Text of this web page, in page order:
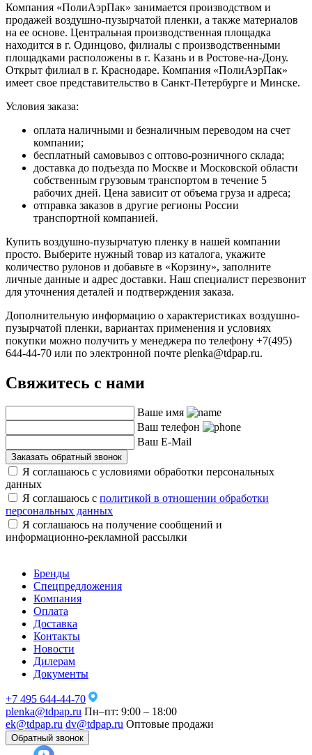
Компания «ПолиАэрПак» занимается производством и
продажей воздушно-пузырчатой пленки, а также материалов
на ее основе. Центральная производственная площадка
находится в г. Одинцово, филиалы с производственными
площадками расположены в г. Казань и в Ростове-на-Дону.
Открыт филиал в г. Краснодаре. Компания «ПолиАэрПак»
имеет свое представительство в Санкт-Петербурге и Минске.
Условия заказа:
оплата наличными и безналичным переводом на счет
компании;
бесплатный самовывоз с оптово-розничного склада;
доставка до подъезда по Москве и Московской области
собственным грузовым транспортом в течение 5
рабочих дней. Цена зависит от объема груза и адреса;
отправка заказов в другие регионы России
транспортной компанией.
Купить воздушно-пузырчатую пленку в нашей компании
просто. Выберите нужный товар из каталога, укажите
количество рулонов и добавьте в «Корзину», заполните
личные данные и адрес доставки. Наш специалист перезвонит
для уточнения деталей и подтверждения заказа.
Дополнительную информацию о характеристиках воздушно-
пузырчатой пленки, вариантах применения и условиях
покупки можно получить у менеджера по телефону +7(495)
644-44-70 или по электронной почте plenka@tdpap.ru.
Свяжитесь с нами
Ваше имя
Ваш телефон
Ваш E-Mail
Заказать обратный звонок
Я соглашаюсь с условиями обработки персональных
данных
Я соглашаюсь с политикой в отношении обработки
персональных данных
Я соглашаюсь на получение сообщений и
информационно-рекламной рассылки
Бренды
Спецпредложения
Компания
Оплата
Доставка
Контакты
Новости
Дилерам
Документы
+7 495 644-44-70
plenka@tdpap.ru Пн–пт: 9:00 – 18:00
ek@tdpap.ru dv@tdpap.ru Оптовые продажи
Обратный звонок